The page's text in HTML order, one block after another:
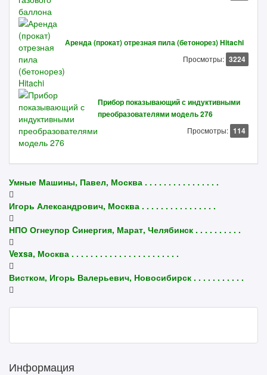
Аренда (прокат) отрезная пила (бетонорез) Hitachi
Просмотры: 3224
Прибор показывающий с индуктивными
преобразователями модель 276
Просмотры: 114
Умные Машины, Павел, Москва . . . . . . . . . . . . . . . .
Игорь Александрович, Москва . . . . . . . . . . . . . . . .
НПО Огнеупор Cинергия, Марат, Челябинск . . . . . . . . . .
Vexsa, Москва . . . . . . . . . . . . . . . . . . . . . . .
Вистком, Игорь Валерьевич, Новосибирск . . . . . . . . . . .
Информация